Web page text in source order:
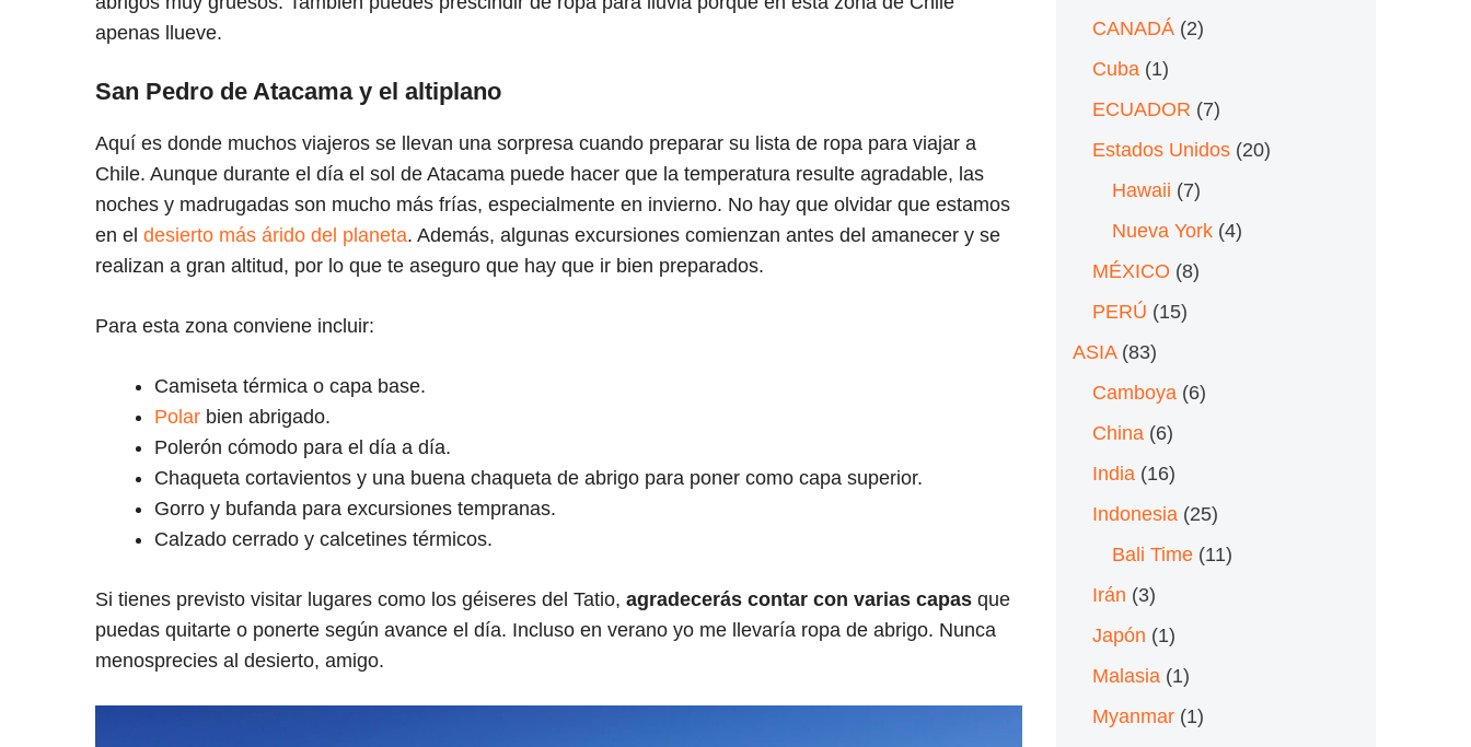
apenas llueve.
San Pedro de Atacama y el altiplano
Aquí es donde muchos viajeros se llevan una sorpresa cuando preparar su lista de ropa para viajar a
Chile. Aunque durante el día el sol de Atacama puede hacer que la temperatura resulte agradable, las
noches y madrugadas son mucho más frías, especialmente en invierno. No hay que olvidar que estamos
en el desierto más árido del planeta. Además, algunas excursiones comienzan antes del amanecer y se
realizan a gran altitud, por lo que te aseguro que hay que ir bien preparados.
Para esta zona conviene incluir:
Camiseta térmica o capa base.
Polar bien abrigado.
Polerón cómodo para el día a día.
Chaqueta cortavientos y una buena chaqueta de abrigo para poner como capa superior.
Gorro y bufanda para excursiones tempranas.
Calzado cerrado y calcetines térmicos.
Si tienes previsto visitar lugares como los géiseres del Tatio, agradecerás contar con varias capas que
puedas quitarte o ponerte según avance el día. Incluso en verano yo me llevaría ropa de abrigo. Nunca
menosprecies al desierto, amigo.
CANADÁ(2)
Cuba(1)
ECUADOR (7)
Estados Unidos(20)
Hawaii (7)
Nueva York(4)
MÉXICO (8)
PERÚ (15)
ASIA(83)
Camboya(6)
China(6)
India(16)
Indonesia(25)
Bali Time(11)
Irán (3)
Japón (1)
Malasia(1)
Myanmar(1)